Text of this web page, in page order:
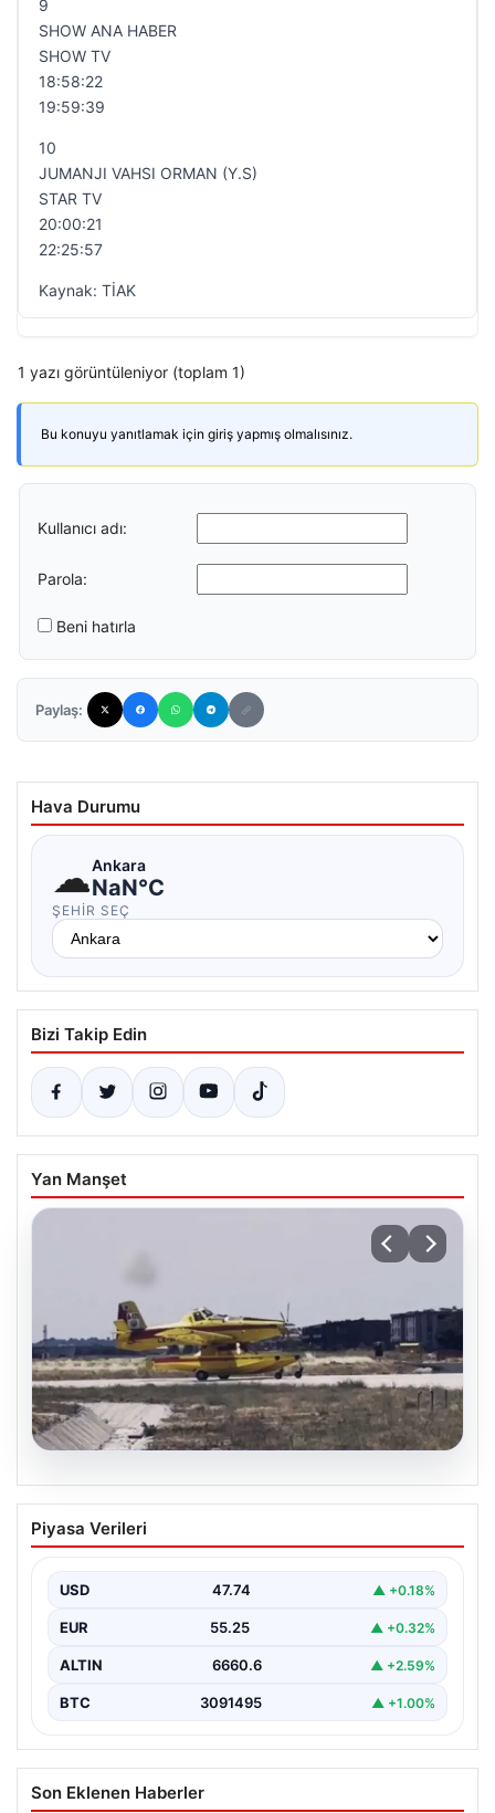
9
SHOW ANA HABER
SHOW TV
18:58:22
19:59:39
10
JUMANJI VAHSI ORMAN (Y.S)
STAR TV
20:00:21
22:25:57
Kaynak: TİAK
1 yazı görüntüleniyor (toplam 1)
Bu konuyu yanıtlamak için giriş yapmış olmalısınız.
Kullanıcı adı:
Parola:
Beni hatırla
Paylaş:
Hava Durumu
☁Ankara
NaN°C
ŞEHIR SEÇ
Bizi Takip Edin
Yan Manşet
06.08.2026
İspanya ve Fransa’daki Görevlerini
Tamamlayan Yangın Söndürme Uçakları
Orman Genel Müdürlüğü tarafından yapılan açıklamada,
büyük…
Piyasa Verileri
USD 47.74 ▲ +0.18%
EUR 55.25 ▲ +0.32%
ALTIN 6660.6 ▲ +2.59%
BTC 3091495 ▲ +1.00%
Son Eklenen Haberler